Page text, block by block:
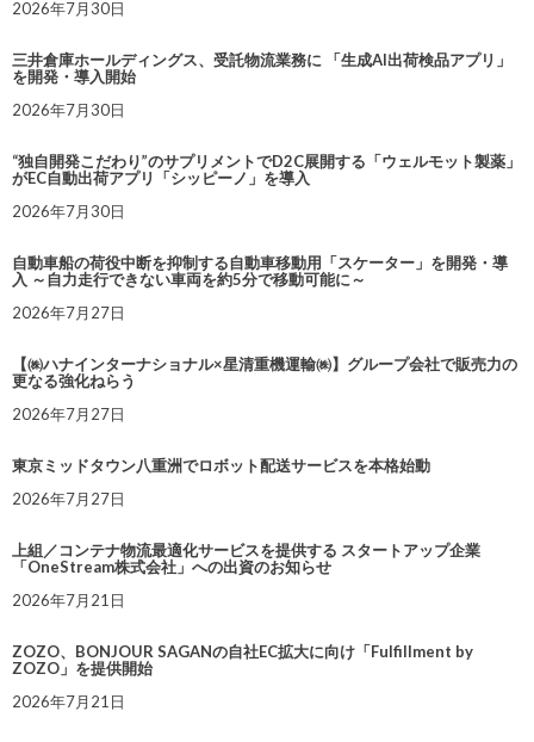
2026年7月30日
三井倉庫ホールディングス、受託物流業務に 「生成AI出荷検品アプリ」
を開発・導入開始
2026年7月30日
“独自開発こだわり”のサプリメントでD2C展開する「ウェルモット製薬」
がEC自動出荷アプリ「シッピーノ」を導入
2026年7月30日
自動車船の荷役中断を抑制する自動車移動用「スケーター」を開発・導
入 ～自力走行できない車両を約5分で移動可能に～
2026年7月27日
【㈱ハナインターナショナル×星清重機運輸㈱】グループ会社で販売力の
更なる強化ねらう
2026年7月27日
東京ミッドタウン八重洲でロボット配送サービスを本格始動
2026年7月27日
上組／コンテナ物流最適化サービスを提供する スタートアップ企業
「OneStream株式会社」への出資のお知らせ
2026年7月21日
ZOZO、BONJOUR SAGANの自社EC拡大に向け「Fulfillment by
ZOZO」を提供開始
2026年7月21日